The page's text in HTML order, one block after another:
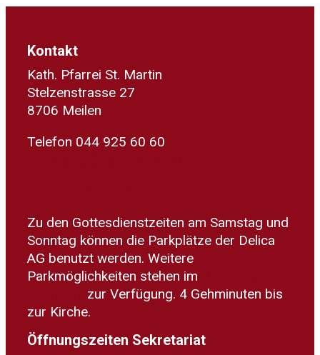
Kontakt
Kath. Pfarrei St. Martin
Stelzenstrasse 27
8706 Meilen
Telefon 044 925 60 60
Zu den Gottesdienstzeiten am Samstag und
Sonntag können die Parkplätze der Delica
AG benutzt werden. Weitere
Parkmöglichkeiten stehen im
zur Verfügung. 4 Gehminuten bis
zur Kirche.
Öffnungszeiten Sekretariat